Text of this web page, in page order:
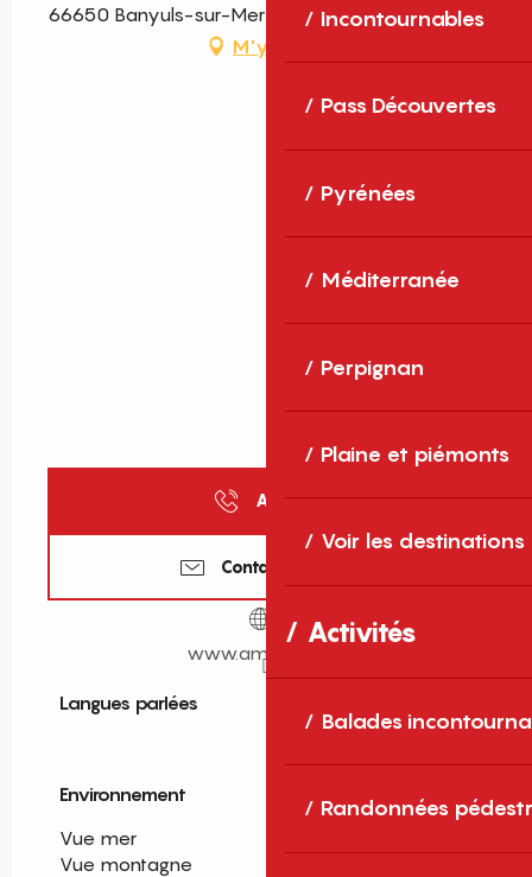
Incontournables
Pass Découvertes
Pyrénées
Méditerranée
Perpignan
Plaine et piémonts
Voir les destinations
Activités
Balades
Randonnées
66650 Banyuls-sur-Mer
M'y rendre
Appeler
Contactez-nous
www.amivac.com
Langues parlées
Langues parlées
Environnement
Environnement
Vue mer
Vue montagne